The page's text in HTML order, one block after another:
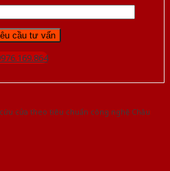
cửa theo tiêu chuẩn công nghệ Châu